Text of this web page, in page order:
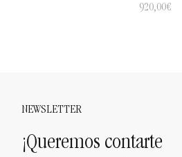
920,00€
NEWSLETTER
¡Queremos contarte